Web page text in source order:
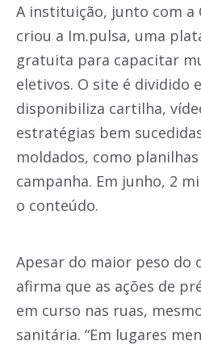
A instituição, junto com a
criou a Im.pulsa, uma
gratuita para capacitar
eletivos. O site é dividido
disponibiliza cartilha,
estratégias bem
moldados, como
campanha. Em junho, 2
o conteúdo.
Apesar do maior peso do
afirma que as ações de
em curso nas ruas,
sanitária. “Em lugares